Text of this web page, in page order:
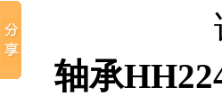
轴承